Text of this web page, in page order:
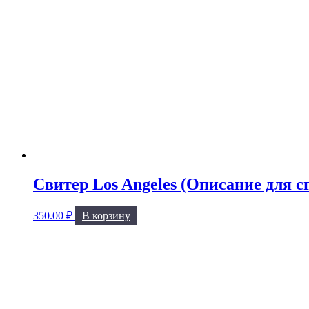
Свитер Los Angeles (Описание для
350.00 ₽ В корзину